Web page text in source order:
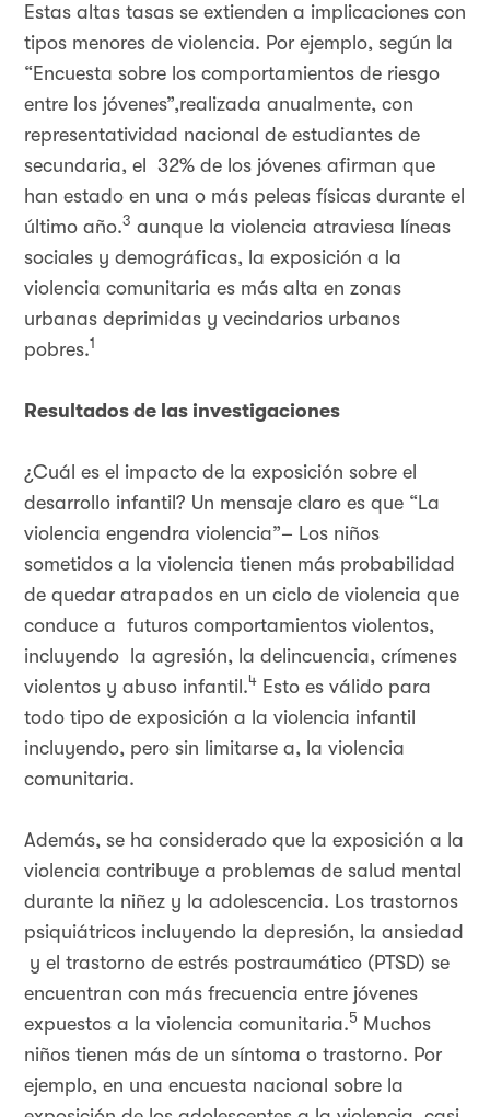
Estas altas tasas se extienden a implicaciones con
tipos menores de violencia. Por ejemplo, según la
“Encuesta sobre los comportamientos de riesgo
entre los jóvenes”,realizada anualmente, con
representatividad nacional de estudiantes de
secundaria, el 32% de los jóvenes afirman que
han estado en una o más peleas físicas durante el
último año.3 aunque la violencia atraviesa líneas
sociales y demográficas, la exposición a la
violencia comunitaria es más alta en zonas
urbanas deprimidas y vecindarios urbanos
pobres.1
Resultados de las investigaciones
¿Cuál es el impacto de la exposición sobre el
desarrollo infantil? Un mensaje claro es que “La
violencia engendra violencia”– Los niños
sometidos a la violencia tienen más probabilidad
de quedar atrapados en un ciclo de violencia que
conduce a futuros comportamientos violentos,
incluyendo la agresión, la delincuencia, crímenes
violentos y abuso infantil.4 Esto es válido para
todo tipo de exposición a la violencia infantil
incluyendo, pero sin limitarse a, la violencia
comunitaria.
Además, se ha considerado que la exposición a la
violencia contribuye a problemas de salud mental
durante la niñez y la adolescencia. Los trastornos
psiquiátricos incluyendo la depresión, la ansiedad
y el trastorno de estrés postraumático (PTSD) se
encuentran con más frecuencia entre jóvenes
expuestos a la violencia comunitaria.5 Muchos
niños tienen más de un síntoma o trastorno. Por
ejemplo, en una encuesta nacional sobre la